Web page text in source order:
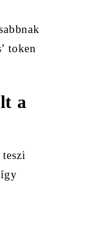
token
a
teszi